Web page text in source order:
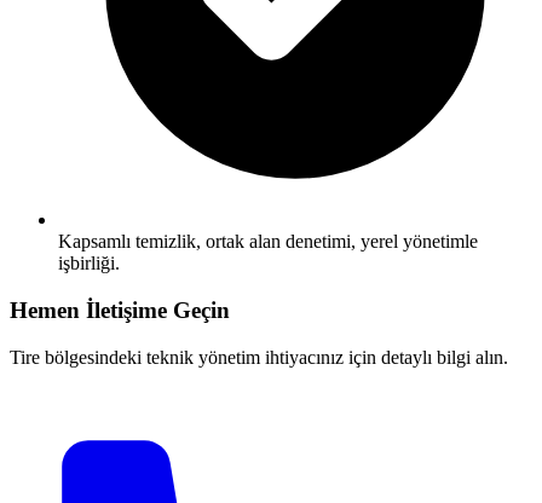
Kapsamlı temizlik, ortak alan denetimi, yerel yönetimle
işbirliği.
Hemen İletişime Geçin
Tire bölgesindeki teknik yönetim ihtiyacınız için detaylı bilgi alın.